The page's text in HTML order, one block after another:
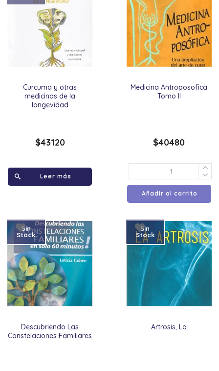
Curcuma y otras
medicinas de la
longevidad
$43120
Leer más
Medicina Antroposofica
Tomo II
$40480
Añadir al carrito
Descubriendo Las
Constelaciones Familiares
Sin
Stock
Artrosis, La
Sin
Stock